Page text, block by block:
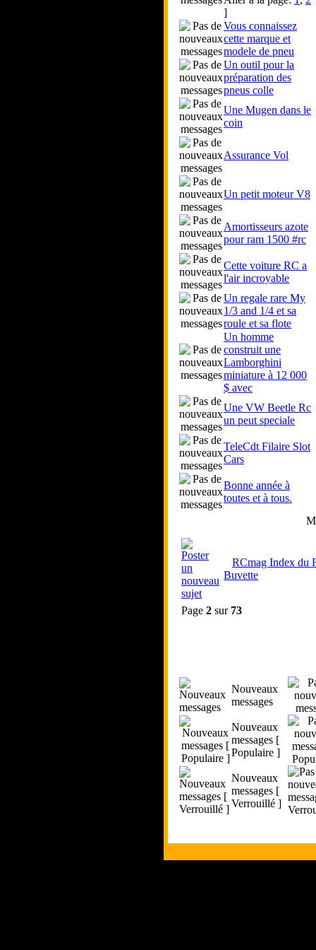
]
Vous connaissez
cette marque et
modele de pneu
Un outil pour la
préparation des
pneus colle
Une Mugen dans le
coin
Assurance Vol
Un petit moteur V8
Amortisseurs azote
pour ram 1500 #rc
Cette voiture RC a
l'air incroyable
Un regale rare My
1/3 and 1/4 et sa
roule et sa flote
Un homme
construit une
Lamborghini
miniature à 12 000
$ avec
Une VW Beetle Rc
un peut speciale
TeleCdt Filaire Slot
Cars
Bonne année à
toutes et à tous.
RCmag Index du
Buvette
Page 2 sur 73
Nouveaux
messages
Nouveaux
messages [
Populaire ]
Nouveaux
messages [
Verrouillé ]